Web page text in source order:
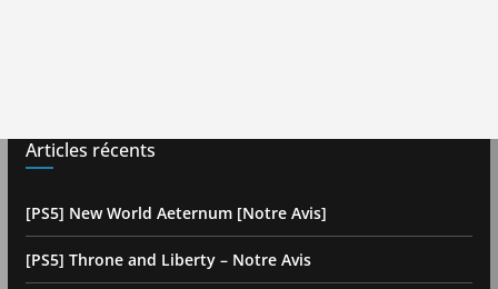
Articles récents
[PS5] New World Aeternum [Notre Avis]
[PS5] Throne and Liberty – Notre Avis